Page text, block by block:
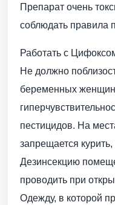
Препарат очень
соблюдать правила
Работать с
Не должно
беременных
пестицидов. На
запрещается
Дезинсекцию
проводить при
Одежду, в которой